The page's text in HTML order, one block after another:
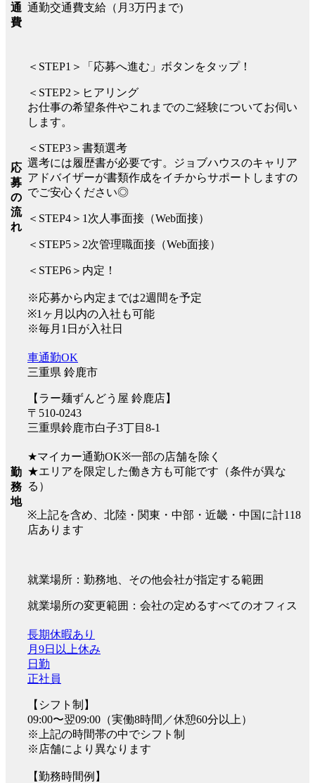
通
費
通勤交通費支給（月3万円まで)
応
募
の
流
れ
＜STEP1＞「応募へ進む」ボタンをタップ！
＜STEP2＞ヒアリング
お仕事の希望条件やこれまでのご経験についてお伺い
します。
＜STEP3＞書類選考
選考には履歴書が必要です。ジョブハウスのキャリア
アドバイザーが書類作成をイチからサポートしますの
でご安心ください◎
＜STEP4＞1次人事面接（Web面接）
＜STEP5＞2次管理職面接（Web面接）
＜STEP6＞内定！
※応募から内定までは2週間を予定
※1ヶ月以内の入社も可能
※毎月1日が入社日
勤
務
地
車通勤OK
三重県 鈴鹿市
【ラー麺ずんどう屋 鈴鹿店】
〒510-0243
三重県鈴鹿市白子3丁目8-1
★マイカー通勤OK※一部の店舗を除く
★エリアを限定した働き方も可能です（条件が異な
る）
※上記を含め、北陸・関東・中部・近畿・中国に計118
店あります
就業場所：勤務地、その他会社が指定する範囲
就業場所の変更範囲：会社の定めるすべてのオフィス
長期休暇あり
月9日以上休み
日勤
正社員
【シフト制】
09:00〜翌09:00（実働8時間／休憩60分以上）
※上記の時間帯の中でシフト制
※店舗により異なります
【勤務時間例】